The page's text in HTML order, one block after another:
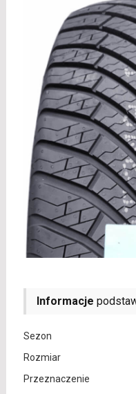
Informacje
Sezon
Rozmiar
Przeznaczenie